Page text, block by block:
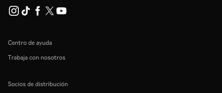
Centro de ayuda
Trabaja con nosotros
Socios de distribución